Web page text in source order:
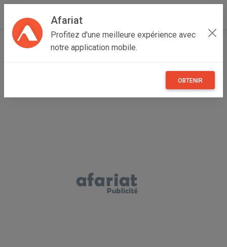
Afariat
Profitez d'une meilleure expérience avec
notre application mobile.
OBTENIR
Accueil Recherche Cap bon - Sahel